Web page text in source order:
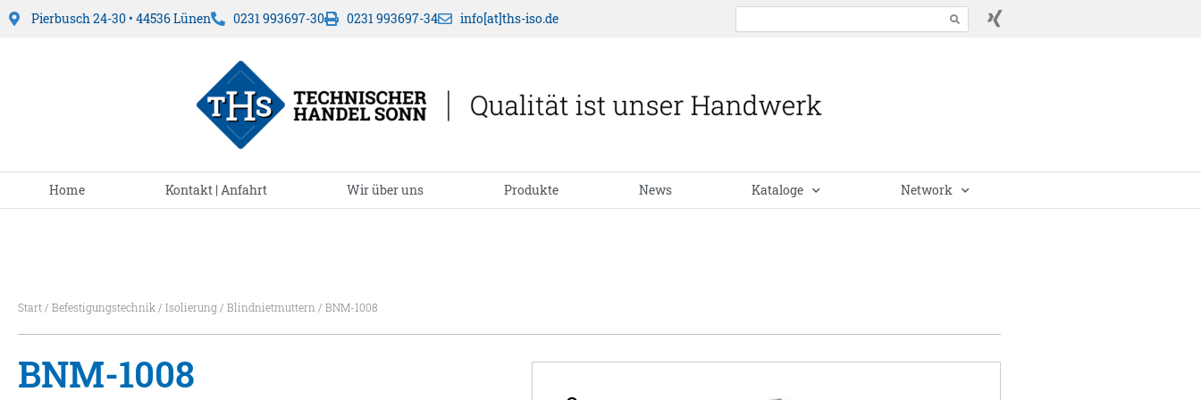
Pierbusch 24-30 • 44536 Lünen 0231 993697-30 0231 993697-34 info[at]ths-iso.de
Home Kontakt | Anfahrt Wir über uns Produkte News Kataloge Network
Start / Befestigungstechnik / Isolierung / Blindnietmuttern / BNM-1008
BNM-1008